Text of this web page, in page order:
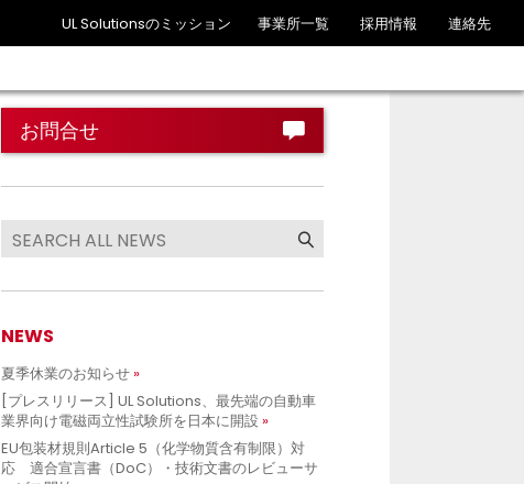
UL Solutionsのミッション 事業所一覧 採用情報 連絡先
お問合せ
NEWS
夏季休業のお知らせ
[プレスリリース] UL Solutions、最先端の自動車
業界向け電磁両立性試験所を日本に開設
EU包装材規則Article 5（化学物質含有制限）対
応 適合宣言書（DoC）・技術文書のレビューサ